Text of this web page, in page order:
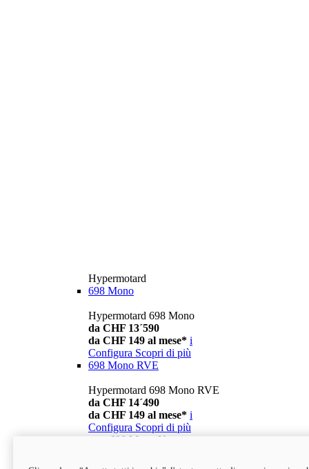
Hypermotard
698 Mono
Hypermotard 698 Mono
da CHF 13´590
da CHF 149 al mese* i
Configura Scopri di più
698 Mono RVE
Hypermotard 698 Mono RVE
da CHF 14´490
da CHF 149 al mese* i
Configura Scopri di più
698 Mono Nera
Hypermotard 698 Mono Nera